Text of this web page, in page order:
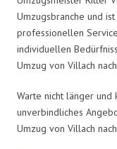
Umzugsbranche und
professionellen
individuellen
Umzug von Villach
Warte nicht länger und
unverbindliches
Umzug von Villach